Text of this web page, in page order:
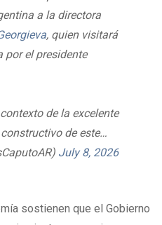
a la directora
, quien visitará
por el presidente
de la excelente
de este…
July 8, 2026
sostienen que el Gobierno